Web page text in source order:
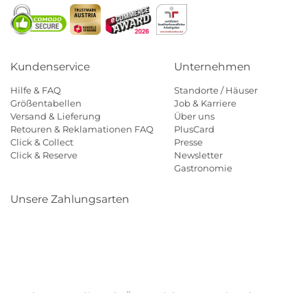
Kundenservice
Hilfe & FAQ
Größentabellen
Versand & Lieferung
Retouren & Reklamationen FAQ
Click & Collect
Click & Reserve
Unternehmen
Standorte / Häuser
Job & Karriere
Über uns
PlusCard
Presse
Newsletter
Gastronomie
Unsere Zahlungsarten